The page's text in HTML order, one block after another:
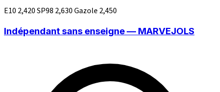
E10 2,420SP98 2,630Gazole 2,450
Indépendant sans enseigne — MARVEJOLS